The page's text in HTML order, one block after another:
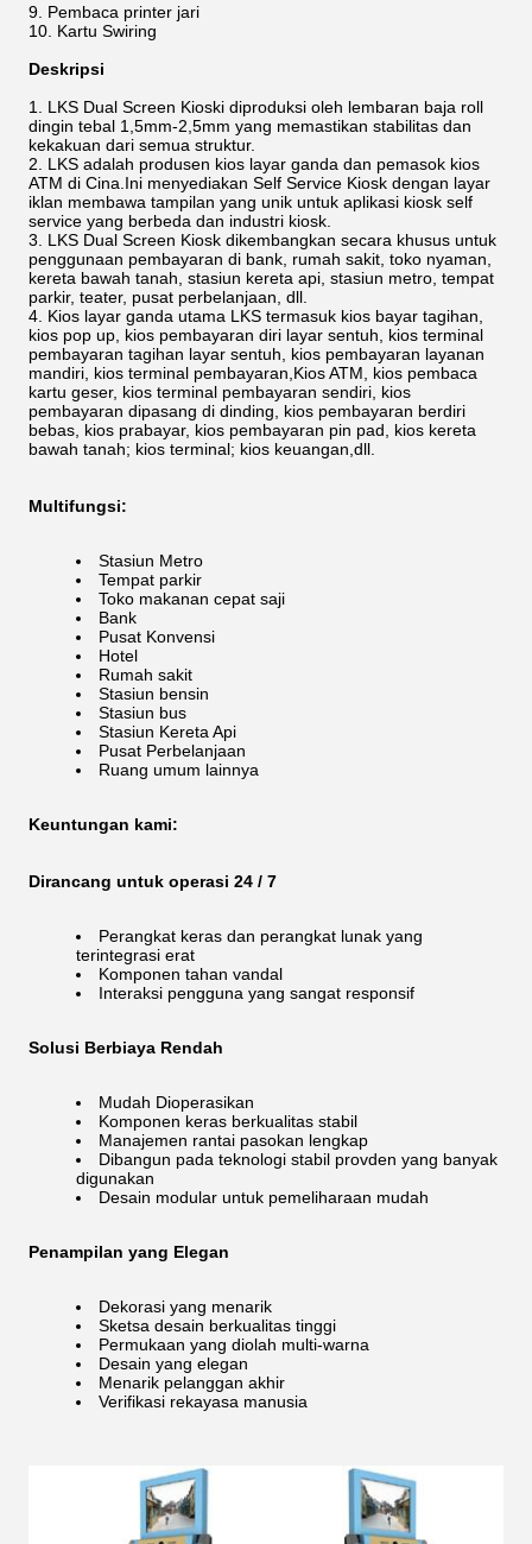
Pembaca printer jari
Kartu Swiring
Deskripsi
LKS Dual Screen Kioski diproduksi oleh lembaran baja roll
dingin tebal 1,5mm-2,5mm yang memastikan stabilitas dan
kekakuan dari semua struktur.
LKS adalah produsen kios layar ganda dan pemasok kios
ATM di Cina.Ini menyediakan Self Service Kiosk dengan layar
iklan membawa tampilan yang unik untuk aplikasi kiosk self
service yang berbeda dan industri kiosk.
LKS Dual Screen Kiosk dikembangkan secara khusus untuk
penggunaan pembayaran di bank, rumah sakit, toko nyaman,
kereta bawah tanah, stasiun kereta api, stasiun metro, tempat
parkir, teater, pusat perbelanjaan, dll.
Kios layar ganda utama LKS termasuk kios bayar tagihan,
kios pop up, kios pembayaran diri layar sentuh, kios terminal
pembayaran tagihan layar sentuh, kios pembayaran layanan
mandiri, kios terminal pembayaran,Kios ATM, kios pembaca
kartu geser, kios terminal pembayaran sendiri, kios
pembayaran dipasang di dinding, kios pembayaran berdiri
bebas, kios prabayar, kios pembayaran pin pad, kios kereta
bawah tanah; kios terminal; kios keuangan,dll.
Multifungsi:
Stasiun Metro
Tempat parkir
Toko makanan cepat saji
Bank
Pusat Konvensi
Hotel
Rumah sakit
Stasiun bensin
Stasiun bus
Stasiun Kereta Api
Pusat Perbelanjaan
Ruang umum lainnya
Keuntungan kami:
Dirancang untuk operasi 24 / 7
Perangkat keras dan perangkat lunak yang
terintegrasi erat
Komponen tahan vandal
Interaksi pengguna yang sangat responsif
Solusi Berbiaya Rendah
Mudah Dioperasikan
Komponen keras berkualitas stabil
Manajemen rantai pasokan lengkap
Dibangun pada teknologi stabil provden yang banyak
digunakan
Desain modular untuk pemeliharaan mudah
Penampilan yang Elegan
Dekorasi yang menarik
Sketsa desain berkualitas tinggi
Permukaan yang diolah multi-warna
Desain yang elegan
Menarik pelanggan akhir
Verifikasi rekayasa manusia